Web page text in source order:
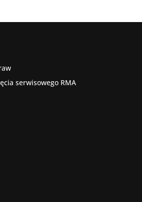
serwisowego RMA